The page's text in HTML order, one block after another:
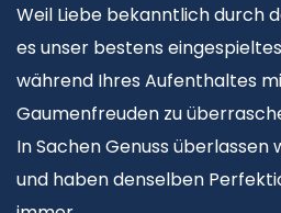
Weil Liebe bekanntlich durch
es unser bestens
während Ihres Aufenthaltes
Gaumenfreuden zu
In Sachen Genuss überlassen
und haben denselben